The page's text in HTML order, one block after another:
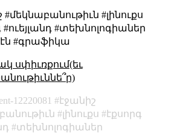
#մեկնաբանութիւն #լինուքս
#ուեյլանդ #տեխնոլոգիաներ
#գրաֆիկա
սփիւռքում(եւ
12220081
էջանիշ
լինուքս
էքսորգ
տեխնոլոգիաներ